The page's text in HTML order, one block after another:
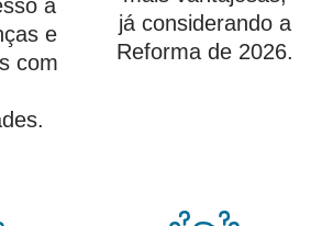
a
e
com
já considerando a
Reforma de 2026.